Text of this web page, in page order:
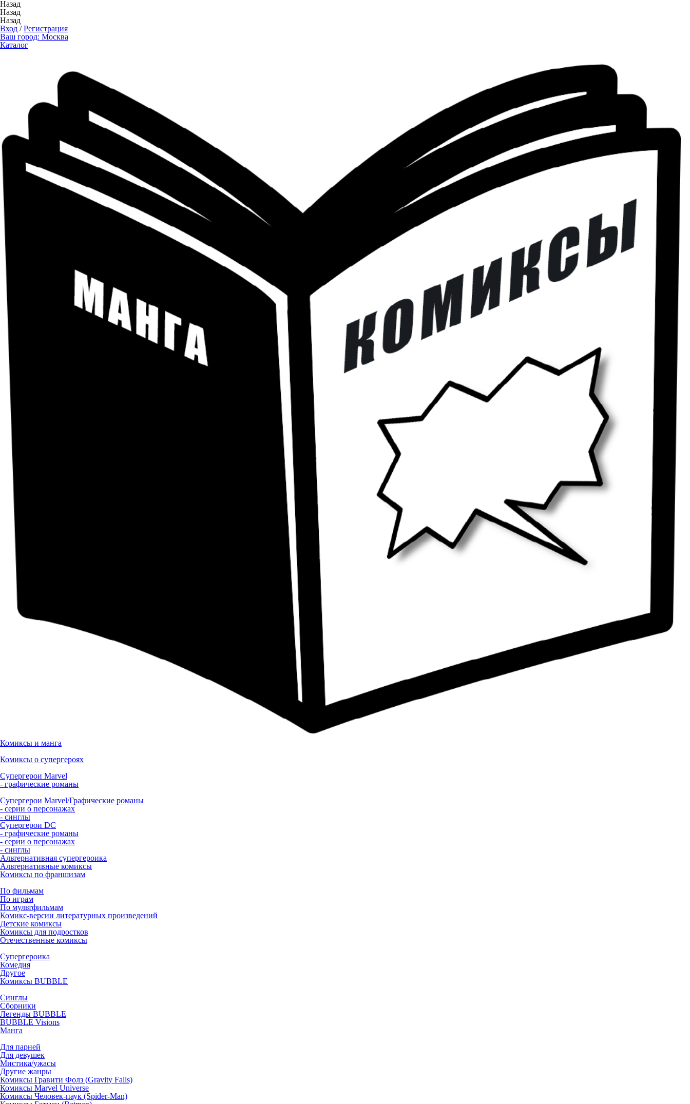
Назад
Назад
Назад
Вход /Регистрация
Ваш город: Москва
Каталог
Комиксы и манга
Комиксы о супергероях
Супергерои Marvel
- графические романы
Супергерои Marvel/Графические романы
- серии о персонажах
- синглы
Супергерои DC
- графические романы
- серии о персонажах
- синглы
Альтернативная супергероика
Альтернативные комиксы
Комиксы по франшизам
По фильмам
По играм
По мультфильмам
Комикс-версии литературных произведений
Детские комиксы
Комиксы для подростков
Отечественные комиксы
Супергероика
Комедия
Другое
Комиксы BUBBLE
Синглы
Сборники
Легенды BUBBLE
BUBBLE Visions
Манга
Для парней
Для девушек
Мистика/ужасы
Другие жанры
Комиксы Гравити Фолз (Gravity Falls)
Комиксы Marvel Universe
Комиксы Человек-паук (Spider-Man)